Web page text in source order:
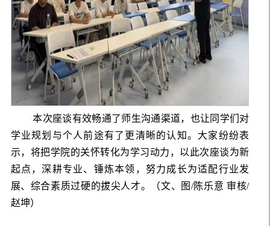
本次座谈有效畅通了师生沟通渠道，也让同学们对
学业规划与个人前途有了更清晰的认知。大家纷纷表
示，将把学院的关怀转化为学习动力，以此次座谈为新
起点，深耕专业、锤炼本领，努力成长为适配行业发
展、综合素质过硬的拔尖人才。（文、图/陈乐意 审核/
赵坤）